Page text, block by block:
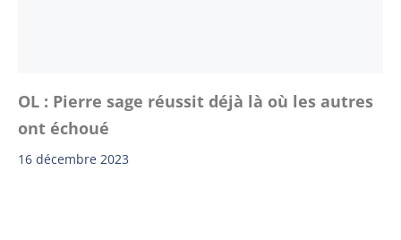
OL : Pierre sage réussit déjà là où les autres
ont échoué
16 décembre 2023